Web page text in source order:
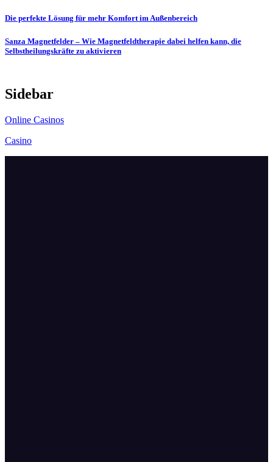
Post
navigation
Die perfekte Lösung für mehr Komfort im Außenbereich
Sanza Magnetfelder – Wie Magnetfeldtherapie dabei helfen kann, die
Selbstheilungskräfte zu aktivieren
Sidebar
Online Casinos
Casino